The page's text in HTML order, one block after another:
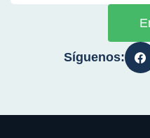
Síguenos: